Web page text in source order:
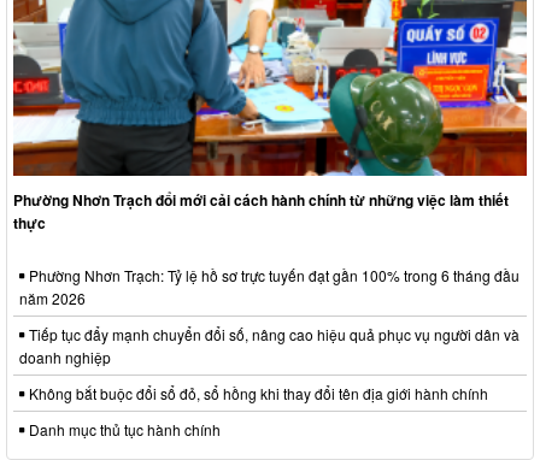
Phường Nhơn Trạch đổi mới cải cách hành chính từ những việc làm thiết
thực
Phường Nhơn Trạch: Tỷ lệ hồ sơ trực tuyến đạt gần 100% trong 6 tháng đầu
năm 2026
Tiếp tục đẩy mạnh chuyển đổi số, nâng cao hiệu quả phục vụ người dân và
doanh nghiệp
Không bắt buộc đổi sổ đỏ, sổ hồng khi thay đổi tên địa giới hành chính
Danh mục thủ tục hành chính